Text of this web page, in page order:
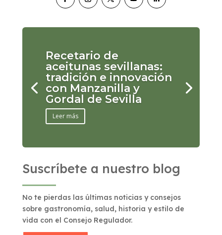
Recetario de
aceitunas sevillanas:
tradición e innovación
con Manzanilla y
Gordal de Sevilla
Leer más
Suscríbete a nuestro blog
No te pierdas las últimas noticias y consejos
sobre gastronomía, salud, historia y estilo de
vida con el Consejo Regulador.